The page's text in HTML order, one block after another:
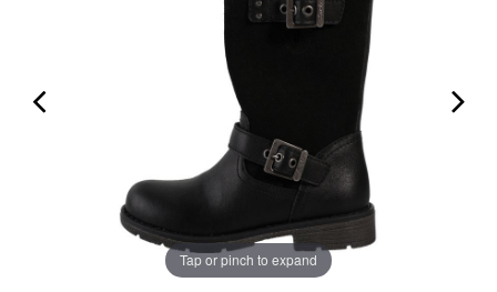
Tap or pinch to expand